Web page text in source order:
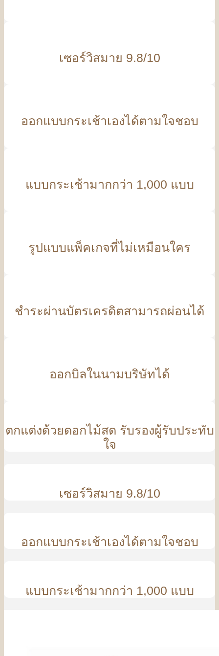
เซอร์วิสมาย 9.8/10
ออกแบบกระเช้าเองได้ตามใจชอบ
แบบกระเช้ามากกว่า 1,000 แบบ
รูปแบบแพ็คเกจที่ไม่เหมือนใคร
ชำระผ่านบัตรเครดิตสามารถผ่อนได้
ออกบิลในนามบริษัทได้
ตกแต่งด้วยดอกไม้สด รับรองผู้รับประทับ
ใจ
เซอร์วิสมาย 9.8/10
ออกแบบกระเช้าเองได้ตามใจชอบ
แบบกระเช้ามากกว่า 1,000 แบบ